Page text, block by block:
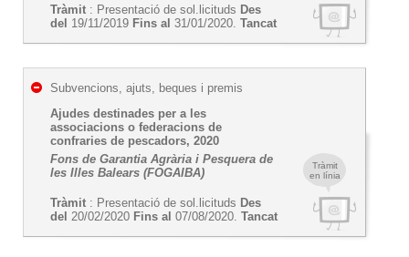
Tràmit : Presentació de sol.licituds Des
del 19/11/2019 Fins al 31/01/2020. Tancat
Tràmit
en línia
Subvencions, ajuts, beques i premis
Ajudes destinades per a les
associacions o federacions de
confraries de pescadors, 2020
Fons de Garantia Agrària i Pesquera de
les Illes Balears (FOGAIBA)
Tràmit : Presentació de sol.licituds Des
del 20/02/2020 Fins al 07/08/2020. Tancat